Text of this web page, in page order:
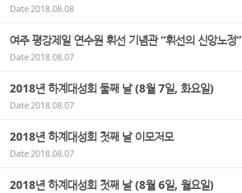
Date2018.08.08
여주 평강제일 연수원 휘선 기념관 “휘선의 신앙노정”
Date2018.08.07
2018년 하계대성회 둘째 날 (8월 7일, 화요일)
Date2018.08.07
2018년 하계대성회 첫째 날 이모저모
Date2018.08.07
2018년 하계대성회 첫째 날 (8월 6일, 월요일)